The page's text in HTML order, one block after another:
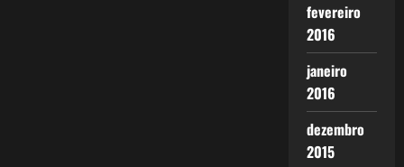
fevereiro
2016
janeiro
2016
dezembro
2015